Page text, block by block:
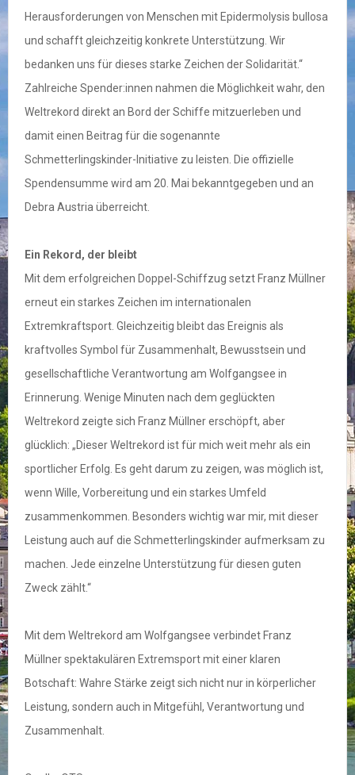
Herausforderungen von Menschen mit Epidermolysis bullosa
und schafft gleichzeitig konkrete Unterstützung. Wir
bedanken uns für dieses starke Zeichen der Solidarität.“
Zahlreiche Spender:innen nahmen die Möglichkeit wahr, den
Weltrekord direkt an Bord der Schiffe mitzuerleben und
damit einen Beitrag für die sogenannte
Schmetterlingskinder-Initiative zu leisten. Die offizielle
Spendensumme wird am 20. Mai bekanntgegeben und an
Debra Austria überreicht.
Ein Rekord, der bleibt
Mit dem erfolgreichen Doppel-Schiffzug setzt Franz Müllner
erneut ein starkes Zeichen im internationalen
Extremkraftsport. Gleichzeitig bleibt das Ereignis als
kraftvolles Symbol für Zusammenhalt, Bewusstsein und
gesellschaftliche Verantwortung am Wolfgangsee in
Erinnerung. Wenige Minuten nach dem geglückten
Weltrekord zeigte sich Franz Müllner erschöpft, aber
glücklich: „Dieser Weltrekord ist für mich weit mehr als ein
sportlicher Erfolg. Es geht darum zu zeigen, was möglich ist,
wenn Wille, Vorbereitung und ein starkes Umfeld
zusammenkommen. Besonders wichtig war mir, mit dieser
Leistung auch auf die Schmetterlingskinder aufmerksam zu
machen. Jede einzelne Unterstützung für diesen guten
Zweck zählt.“
Mit dem Weltrekord am Wolfgangsee verbindet Franz
Müllner spektakulären Extremsport mit einer klaren
Botschaft: Wahre Stärke zeigt sich nicht nur in körperlicher
Leistung, sondern auch in Mitgefühl, Verantwortung und
Zusammenhalt.